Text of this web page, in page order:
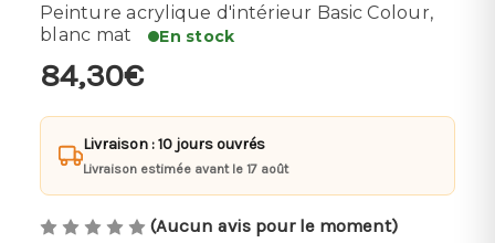
Peinture acrylique d'intérieur Basic Colour,
blanc mat
En stock
84,30€
Livraison : 10 jours ouvrés
Livraison estimée avant le 17 août
(Aucun avis pour le moment)